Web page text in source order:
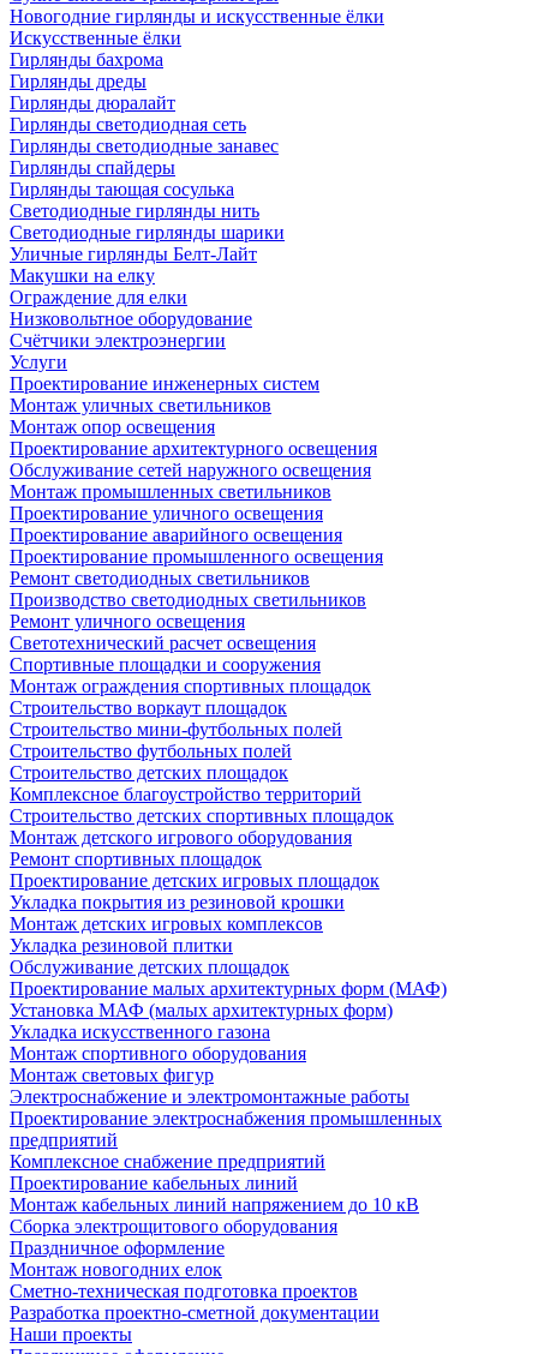
Новогодние гирлянды и искусственные ёлки
Искусственные ёлки
Гирлянды бахрома
Гирлянды дреды
Гирлянды дюралайт
Гирлянды светодиодная сеть
Гирлянды светодиодные занавес
Гирлянды спайдеры
Гирлянды тающая сосулька
Светодиодные гирлянды нить
Светодиодные гирлянды шарики
Уличные гирлянды Белт-Лайт
Макушки на елку
Ограждение для елки
Низковольтное оборудование
Счётчики электроэнергии
Услуги
Проектирование инженерных систем
Монтаж уличных светильников
Монтаж опор освещения
Проектирование архитектурного освещения
Обслуживание сетей наружного освещения
Монтаж промышленных светильников
Проектирование уличного освещения
Проектирование аварийного освещения
Проектирование промышленного освещения
Ремонт светодиодных светильников
Производство светодиодных светильников
Ремонт уличного освещения
Светотехнический расчет освещения
Спортивные площадки и сооружения
Монтаж ограждения спортивных площадок
Строительство воркаут площадок
Строительство мини-футбольных полей
Строительство футбольных полей
Строительство детских площадок
Комплексное благоустройство территорий
Строительство детских спортивных площадок
Монтаж детского игрового оборудования
Ремонт спортивных площадок
Проектирование детских игровых площадок
Укладка покрытия из резиновой крошки
Монтаж детских игровых комплексов
Укладка резиновой плитки
Обслуживание детских площадок
Проектирование малых архитектурных форм (МАФ)
Установка МАФ (малых архитектурных форм)
Укладка искусственного газона
Монтаж спортивного оборудования
Монтаж световых фигур
Электроснабжение и электромонтажные работы
Проектирование электроснабжения промышленных
предприятий
Комплексное снабжение предприятий
Проектирование кабельных линий
Монтаж кабельных линий напряжением до 10 кВ
Сборка электрощитового оборудования
Праздничное оформление
Монтаж новогодних елок
Сметно-техническая подготовка проектов
Разработка проектно-сметной документации
Наши проекты